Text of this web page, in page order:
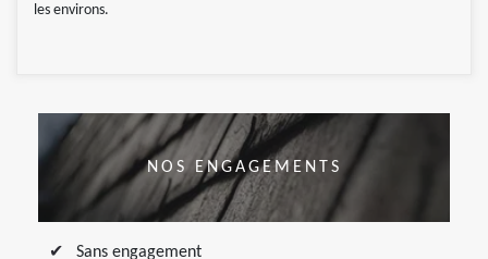
les environs.
NOS ENGAGEMENTS
Sans engagement